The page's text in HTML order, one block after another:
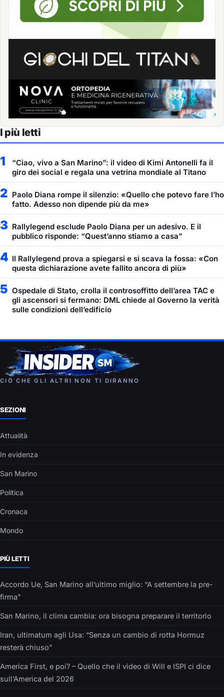
I più letti
1
“Ciao, vivo a San Marino”: il video di Kimi Antonelli fa il
giro dei social e regala una vetrina mondiale al Titano
2 Paolo Diana rompe il silenzio: «Quello che potevo fare l’ho
fatto. Adesso non dipende più da me»
3 Rallylegend esclude Paolo Diana per un adesivo. E il
pubblico risponde: “Quest’anno stiamo a casa”
4 Il Rallylegend prova a spiegarsi e si scava la fossa: «Con
questa dichiarazione avete fallito ancora di più»
5 Ospedale di Stato, crolla il controsoffitto dell’area TAC e
gli ascensori si fermano: DML chiede al Governo la verità
sulle condizioni dell’edificio
CIÒ CHE GLI ALTRI NON TI DIRANNO
SEZIONI
Attualità
In evidenza
San Marino
Politica
Cronaca
Mondo
PIÙ LETTI
Accordo Ue, San Marino all’ultimo miglio: “A settembre la pre-
firma”
San Marino, il clima cambia: ora bisogna preparare il territorio
Iran, ultimatum agli Usa: “Senza un cambio di rotta Hormuz
resterà chiuso”
America First, e poi? – Quello che il video di Will e ISPI ci dice
sull’America del 2026